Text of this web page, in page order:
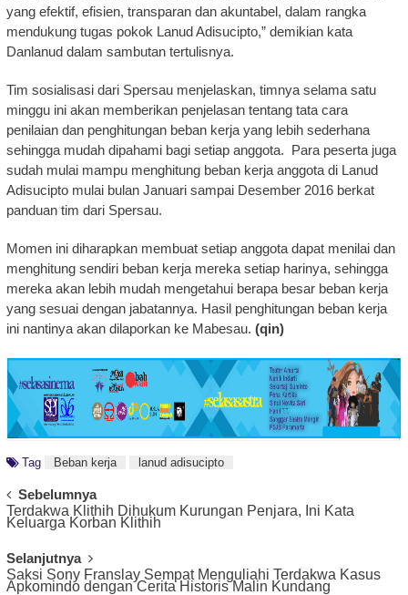
yang efektif, efisien, transparan dan akuntabel, dalam rangka
mendukung tugas pokok Lanud Adisucipto,” demikian kata
Danlanud dalam sambutan tertulisnya.
Tim sosialisasi dari Spersau menjelaskan, timnya selama satu
minggu ini akan memberikan penjelasan tentang tata cara
penilaian dan penghitungan beban kerja yang lebih sederhana
sehingga mudah dipahami bagi setiap anggota. Para peserta juga
sudah mulai mampu menghitung beban kerja anggota di Lanud
Adisucipto mulai bulan Januari sampai Desember 2016 berkat
panduan tim dari Spersau.
Momen ini diharapkan membuat setiap anggota dapat menilai dan
menghitung sendiri beban kerja mereka setiap harinya, sehingga
mereka akan lebih mudah mengetahui berapa besar beban kerja
yang sesuai dengan jabatannya. Hasil penghitungan beban kerja
ini nantinya akan dilaporkan ke Mabesau. (qin)
Tag Beban kerja lanud adisucipto
Post
Navigation
Sebelumnya
Terdakwa Klithih Dihukum Kurungan Penjara, Ini Kata
Keluarga Korban Klithih
Selanjutnya
Saksi Sony Franslay Sempat Menguliahi Terdakwa Kasus
Apkomindo dengan Cerita Historis Malin Kundang